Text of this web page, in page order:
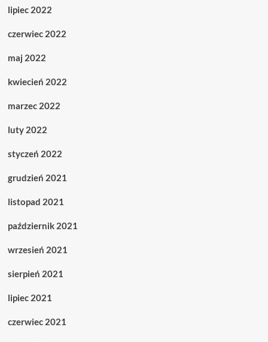
lipiec 2022
czerwiec 2022
maj 2022
kwiecień 2022
marzec 2022
luty 2022
styczeń 2022
grudzień 2021
listopad 2021
październik 2021
wrzesień 2021
sierpień 2021
lipiec 2021
czerwiec 2021